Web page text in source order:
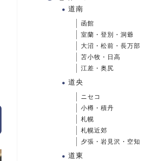
道南
函館
室蘭・登別・洞爺
大沼・松前・長万部
苫小牧・日高
江差・奥尻
道央
ニセコ
小樽・積丹
札幌
札幌近郊
夕張・岩見沢・空知
道東